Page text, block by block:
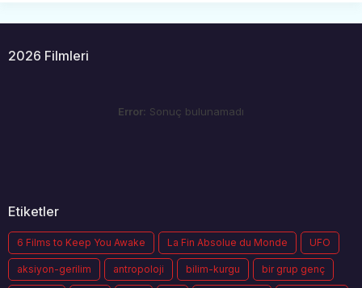
2026 Filmleri
Error: Sonuç bulunamadı
Etiketler
6 Films to Keep You Awake La Fin Absolue du Monde UFO
aksiyon-gerilim antropoloji bilim-kurgu bir grup genç